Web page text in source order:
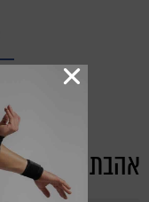
אהבת את